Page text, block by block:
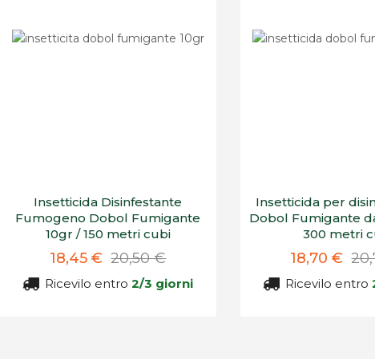
Insetticida Disinfestante
Fumogeno Dobol Fumigante
10gr / 150 metri cubi
18,45 € 20,50 €
Ricevilo entro2/3 giorni
Insetticida per
Dobol Fumigante
300 metri
18,70 €
Ricevilo entro